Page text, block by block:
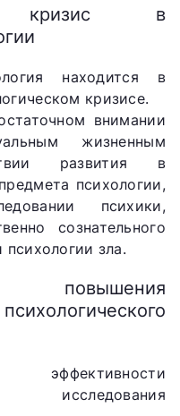
кризис в
находится в
кризисе.
внимании
жизненным
развития в
психологии,
психики,
сознательного
зла.
повышения
исследования